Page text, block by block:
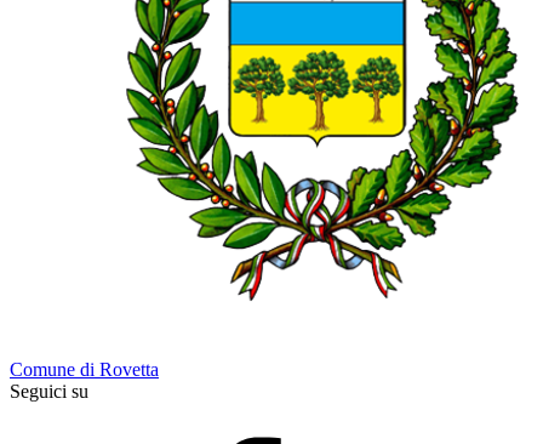
Comune di Rovetta
Seguici su